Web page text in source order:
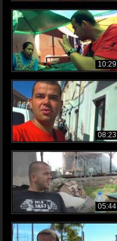
10:29
08:23
05:44